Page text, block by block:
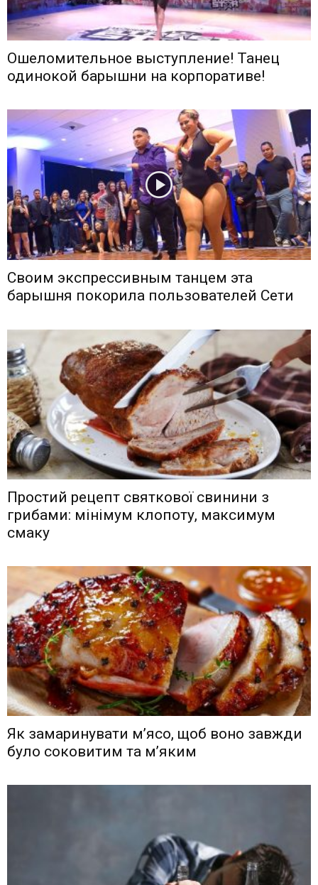
Ошеломительное выступление! Танец
одинокой барышни на корпоративе!
Своим экспрессивным танцем эта
барышня покорила пользователей Сети
Простий рецепт святкової свинини з
грибами: мінімум клопоту, максимум
смаку
Як замаринувати м’ясо, щоб воно завжди
було соковитим та м’яким